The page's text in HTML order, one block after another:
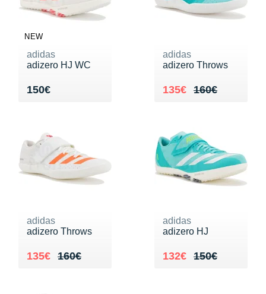
NEW
adidas
adizero HJ WC
150€
Vendu 150€
adidas
adizero Throws
160€
Au lieu de 160€
135€
Vendu 135€
adidas
adizero Throws
160€
Au lieu de 160€
135€
Vendu 135€
adidas
adizero HJ
150€
Au lieu de 150€
132€
Vendu 132€